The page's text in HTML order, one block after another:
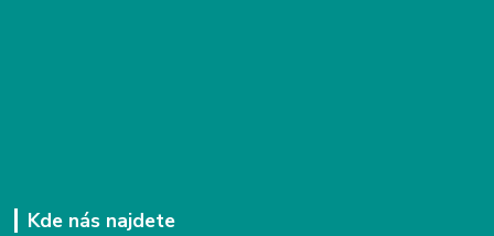
Kde nás najdete